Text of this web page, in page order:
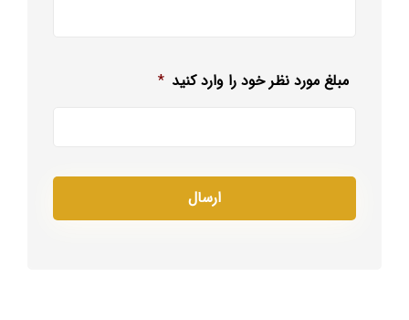
مبلغ مورد نظر خود را وارد کنید *